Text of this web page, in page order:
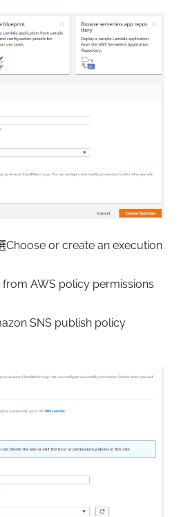
Choose or create an execution
AWS policy permissions
SNS publish policy